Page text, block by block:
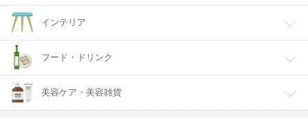
インテリア
フード・ドリンク
美容ケア・美容雑貨